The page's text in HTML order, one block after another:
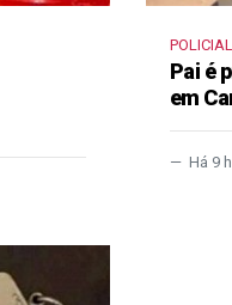
POLICIAL
Pai é
em
Há 9